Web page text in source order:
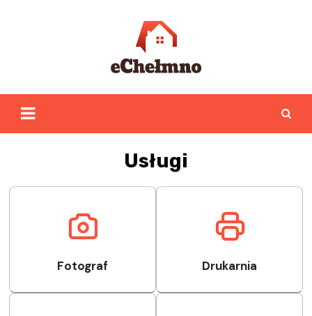
Usługi
Fotograf Drukarnia